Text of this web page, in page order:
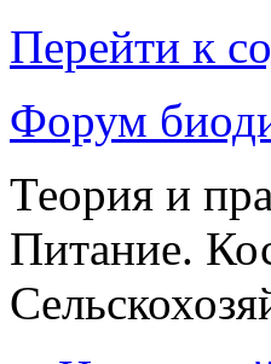
Перейти к
Форум
Теория и
Питание.